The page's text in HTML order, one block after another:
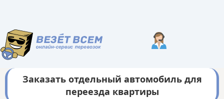
Заказать отдельный автомобиль для
переезда квартиры